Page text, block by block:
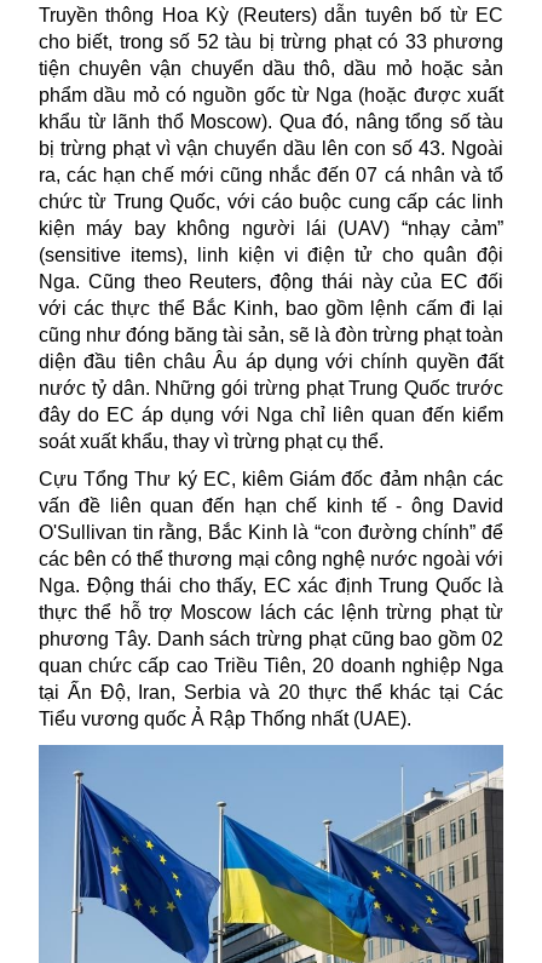
Truyền thông Hoa Kỳ (Reuters) dẫn tuyên bố từ EC
cho biết, trong số 52 tàu bị trừng phạt có 33 phương
tiện chuyên vận chuyển dầu thô, dầu mỏ hoặc sản
phẩm dầu mỏ có nguồn gốc từ Nga (hoặc được xuất
khẩu từ lãnh thổ Moscow). Qua đó, nâng tổng số tàu
bị trừng phạt vì vận chuyển dầu lên con số 43. Ngoài
ra, các hạn chế mới cũng nhắc đến 07 cá nhân và tổ
chức từ Trung Quốc, với cáo buộc cung cấp các linh
kiện máy bay không người lái (UAV) “nhạy cảm”
(sensitive items), linh kiện vi điện tử cho quân đội
Nga. Cũng theo Reuters, động thái này của EC đối
với các thực thể Bắc Kinh, bao gồm lệnh cấm đi lại
cũng như đóng băng tài sản, sẽ là đòn trừng phạt toàn
diện đầu tiên châu Âu áp dụng với chính quyền đất
nước tỷ dân. Những gói trừng phạt Trung Quốc trước
đây do EC áp dụng với Nga chỉ liên quan đến kiểm
soát xuất khẩu, thay vì trừng phạt cụ thể.
Cựu Tổng Thư ký EC, kiêm Giám đốc đảm nhận các
vấn đề liên quan đến hạn chế kinh tế - ông David
O'Sullivan tin rằng, Bắc Kinh là “con đường chính” để
các bên có thể thương mại công nghệ nước ngoài với
Nga. Động thái cho thấy, EC xác định Trung Quốc là
thực thể hỗ trợ Moscow lách các lệnh trừng phạt từ
phương Tây. Danh sách trừng phạt cũng bao gồm 02
quan chức cấp cao Triều Tiên, 20 doanh nghiệp Nga
tại Ấn Độ, Iran, Serbia và 20 thực thể khác tại Các
Tiểu vương quốc Ả Rập Thống nhất (UAE).